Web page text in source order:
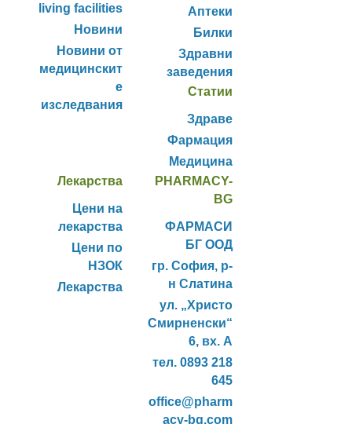
living facilities
Новини
Новини от
медицинскит
е
изследвания
Аптеки
Билки
Здравни
заведения
Статии
Здраве
Фармация
Медицина
Лекарства
Цени на
лекарства
Цени по
НЗОК
Лекарства
PHARMACY-
BG
ФАРМАСИ
БГ ООД
гр. София, р-
н Слатина
ул. „Христо
Смирненски“
6, вх. А
тел. 0893 218
645
office@pharm
acy-bg.com